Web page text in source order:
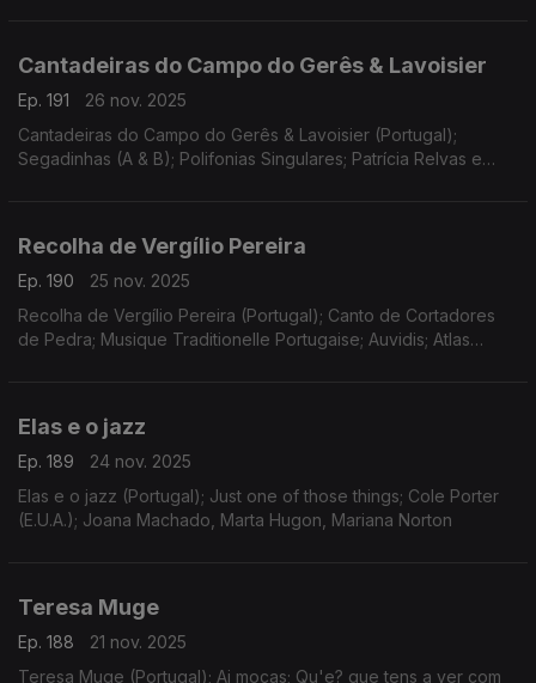
Cantadeiras do Campo do Gerês & Lavoisier
Ep. 191
26 nov. 2025
Cantadeiras do Campo do Gerês & Lavoisier (Portugal);
Segadinhas (A & B); Polifonias Singulares; Patrícia Relvas e
Recolha de Vergílio Pereira
Ep. 190
25 nov. 2025
Recolha de Vergílio Pereira (Portugal); Canto de Cortadores
de Pedra; Musique Traditionelle Portugaise; Auvidis; Atlas
Elas e o jazz
Ep. 189
24 nov. 2025
Elas e o jazz (Portugal); Just one of those things; Cole Porter
(E.U.A.); Joana Machado, Marta Hugon, Mariana Norton
Teresa Muge
Ep. 188
21 nov. 2025
Teresa Muge (Portugal); Ai moças; Qu'e? que tens a ver com